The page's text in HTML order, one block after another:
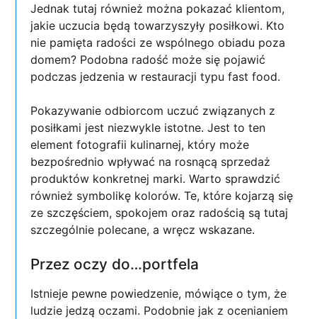
Jednak tutaj również można pokazać klientom,
jakie uczucia będą towarzyszyły posiłkowi. Kto
nie pamięta radości ze wspólnego obiadu poza
domem? Podobna radość może się pojawić
podczas jedzenia w restauracji typu fast food.
Pokazywanie odbiorcom uczuć związanych z
posiłkami jest niezwykle istotne. Jest to ten
element fotografii kulinarnej, który może
bezpośrednio wpływać na rosnącą sprzedaż
produktów konkretnej marki. Warto sprawdzić
również symbolikę kolorów. Te, które kojarzą się
ze szczęściem, spokojem oraz radością są tutaj
szczególnie polecane, a wręcz wskazane.
Przez oczy do…portfela
Istnieje pewne powiedzenie, mówiące o tym, że
ludzie jedzą oczami. Podobnie jak z ocenianiem